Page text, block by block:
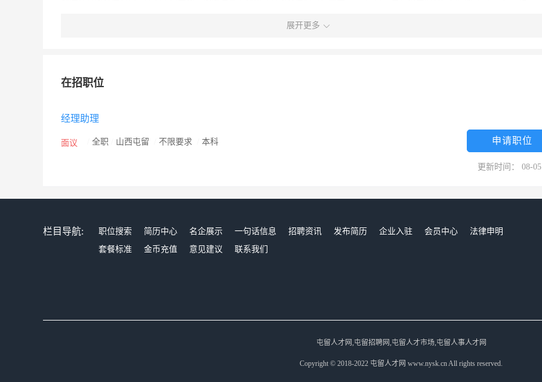
供了一个充分展示自我、实践自我价值的舞台。诚邀您的加盟！如果您觉得自己怀才不遇，英雄无用武之地。如果您不满足于一
展开更多
在招职位
经理助理
面议 全职 山西屯留 不限要求 本科 申请职位
更新时间： 08-05
栏目导航: 职位搜索 简历中心 名企展示 一句话信息 招聘资讯 发布简历 企业入驻 会员中心
法律申明
套餐标准
金币充值 意见建议 联系我们
屯留人才网,屯留招聘网,屯留人才市场,屯留人事人才网
Copyright © 2018-2022 屯留人才网 www.nysk.cn All rights reserved.